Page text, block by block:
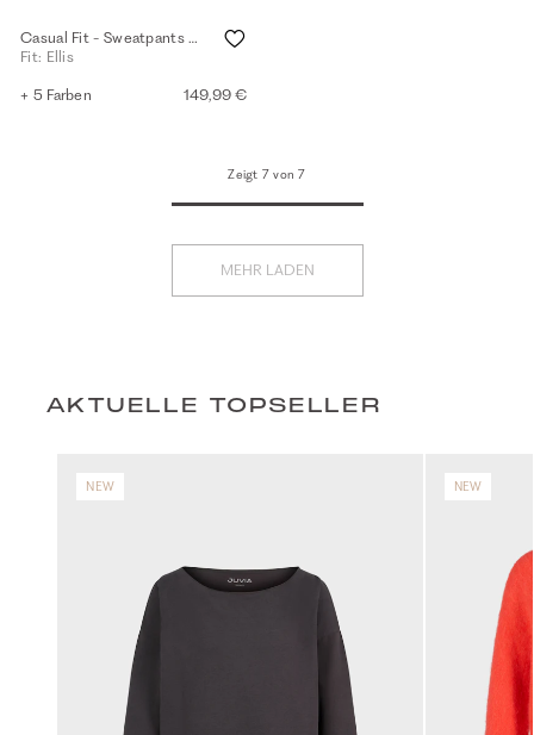
Casual Fit - Sweatpants - eggshell
Fit: Ellis
+ 5 Farben 149,99 €
Zeigt 7 von 7
MEHR LADEN
AKTUELLE TOPSELLER
NEW NEW